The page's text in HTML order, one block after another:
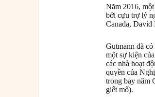
Năm 2016,
bởi cựu trợ lý
Canada, David
Gutmann đã
một sự kiện
các nhà hoạt
quyền của
trong bảy năm
giết mổ).